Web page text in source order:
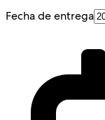
Fecha de entrega